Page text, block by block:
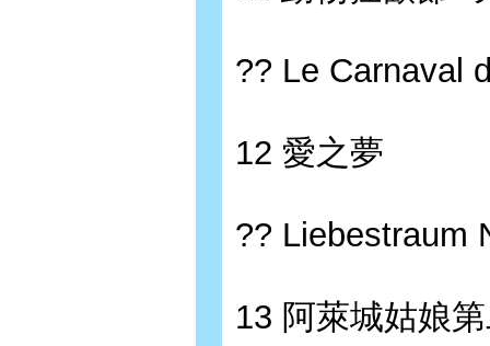
?? Le Carnaval
12 愛之夢
?? Liebestraum
13 阿萊城姑娘